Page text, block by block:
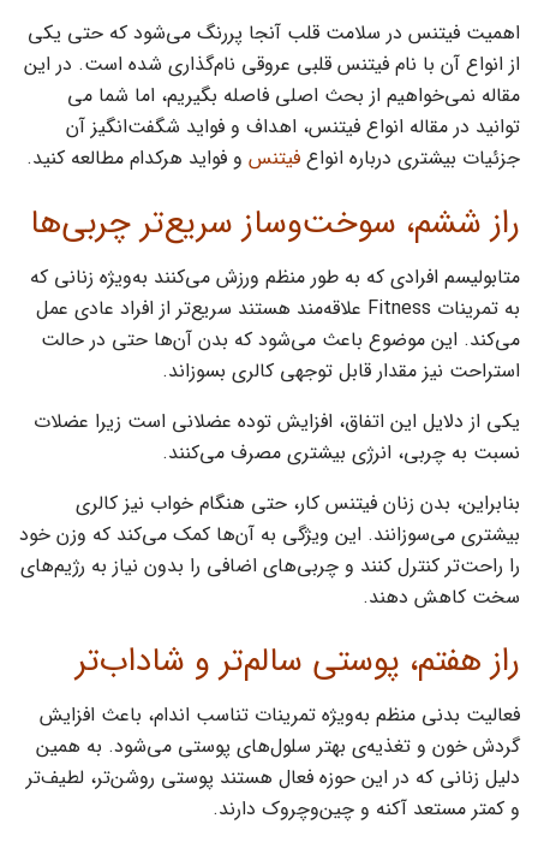
اهمیت فیتنس در سلامت قلب آنجا پررنگ می‌شود که حتی یکی
از انواع آن با نام فیتنس قلبی عروقی نام‌گذاری شده است. در این
مقاله نمی‌خواهیم از بحث اصلی فاصله بگیریم، اما شما می
توانید در مقاله انواع فیتنس، اهداف و فواید شگفت‌انگیز آن
جزئیات بیشتری درباره انواع فیتنس و فواید هرکدام مطالعه کنید‌.
راز ششم، سوخت‌وساز سریع‌تر چربی‌ها
متابولیسم افرادی که به طور منظم ورزش می‌کنند به‌ویژه زنانی که
به تمرینات Fitness علاقه‌مند هستند سریع‌تر از افراد عادی عمل
می‌کند. این موضوع باعث می‌شود که بدن آن‌ها حتی در حالت
استراحت نیز مقدار قابل توجهی کالری بسوزاند.
یکی از دلایل این اتفاق، افزایش توده عضلانی است زیرا عضلات
نسبت به چربی، انرژی بیشتری مصرف می‌کنند.
بنابراین، بدن زنان فیتنس کار، حتی هنگام خواب نیز کالری
بیشتری می‌سوزانند. این ویژگی به آن‌ها کمک می‌کند که وزن خود
را راحت‌تر کنترل کنند و چربی‌های اضافی را بدون نیاز به رژیم‌های
سخت کاهش دهند.
راز هفتم، پوستی سالم‌تر و شاداب‌تر
فعالیت بدنی منظم به‌ویژه تمرینات تناسب‌ اندام، باعث افزایش
گردش خون و تغذیه‌ی بهتر سلول‌های پوستی می‌شود. به همین
دلیل زنانی که در این حوزه فعال هستند پوستی روشن‌تر، لطیف‌تر
و کمتر مستعد آکنه و چین‌وچروک دارند.